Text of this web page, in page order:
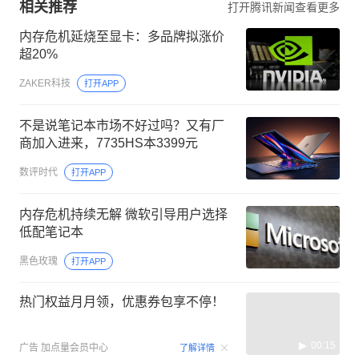
相关推荐 打开腾讯新闻查看更多
内存危机延烧至显卡：多品牌拟涨价
超20%
ZAKER科技 打开APP
不是说笔记本市场不好过吗？又有厂
商加入进来，7735HS本3399元
数评时代 打开APP
内存危机持续无解 微软引导用户选择
低配笔记本
黑色玫瑰 打开APP
热门权益月月领，优惠券包享不停！
广告 加点量会员中心 了解详情 00:15